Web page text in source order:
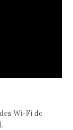
Wi-Fi de